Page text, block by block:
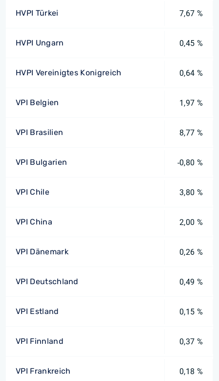
HVPI Türkei 7,67 %
HVPI Ungarn 0,45 %
HVPI Vereinigtes Konigreich 0,64 %
VPI Belgien 1,97 %
VPI Brasilien 8,77 %
VPI Bulgarien -0,80 %
VPI Chile 3,80 %
VPI China 2,00 %
VPI Dänemark 0,26 %
VPI Deutschland 0,49 %
VPI Estland 0,15 %
VPI Finnland 0,37 %
VPI Frankreich 0,18 %